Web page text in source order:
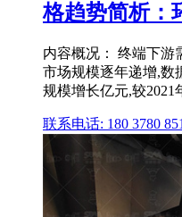
格趋势简析：
内容概况： 终端下游
市场规模逐年递增,数
规模增长亿元,较2021
联系电话: 180 3780